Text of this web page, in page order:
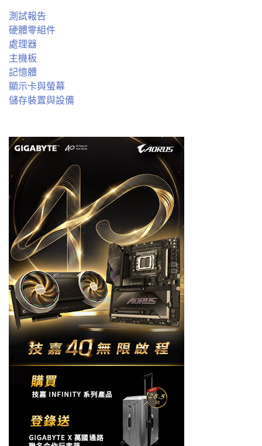
測試報告
硬體零組件
處理器
主機板
記憶體
顯示卡與螢幕
儲存裝置與設備